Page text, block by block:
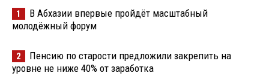
1
В Абхазии впервые пройдёт масштабный
молодёжный форум
2
Пенсию по старости предложили закрепить на
уровне не ниже 40% от заработка